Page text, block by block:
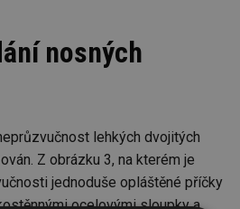
nosných
lehkých dvojitých
Z obrázku 3, na kterém je
jednoduše opláštěné příčky
ocelovými sloupky a